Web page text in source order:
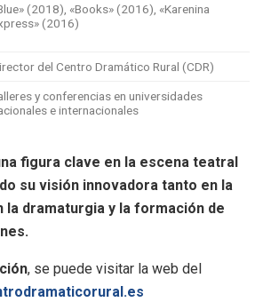
(2018), «Books» (2016), «Karenina
(2016)
del Centro Dramático Rural (CDR)
y conferencias en universidades
e internacionales
figura clave en la escena teatral
su visión innovadora tanto en la
la dramaturgia y la formación de
, se puede visitar la web del